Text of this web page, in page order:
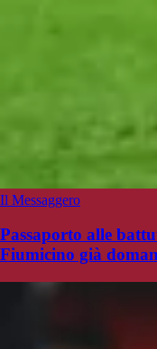
Il Messaggero
Passaporto alle
Fiumicino già